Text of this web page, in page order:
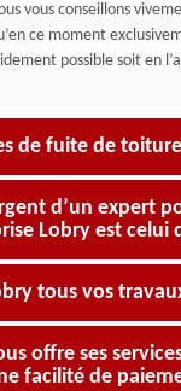
vous conseillons
ce moment
possible soit en
de fuite de
d’un expert
Lobry est celui
tous vos
offre ses
facilité de